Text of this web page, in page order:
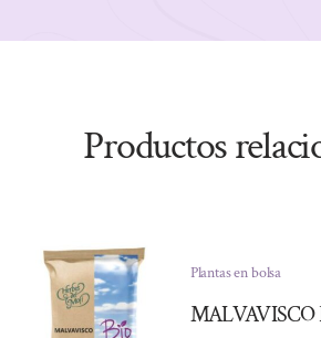
Productos
Plantas en bolsa
MALVAVISCO